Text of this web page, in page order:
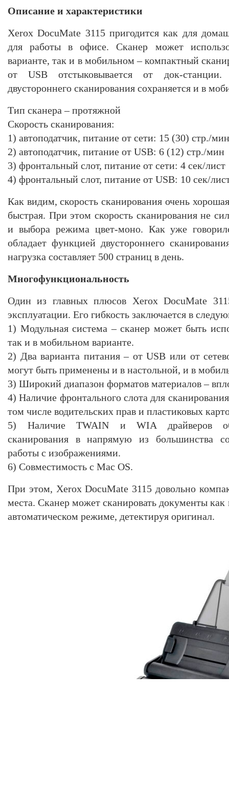
Описание и характеристики
Xerox DocuMate 3115 пригодится как для
для работы в офисе. Сканер может
варианте, так и в мобильном – компактный
от USB отстыковывается от док-
двустороннего сканирования сохраняется и в
Тип сканера – протяжной
Скорость сканирования:
1) автоподатчик, питание от сети: 15 (30) стр./мин
2) автоподатчик, питание от USB: 6 (12) стр./мин
3) фронтальный слот, питание от сети: 4 сек/лист
4) фронтальный слот, питание от USB: 10 сек/
Как видим, скорость сканирования очень
быстрая. При этом скорость сканирования не
и выбора режима цвет-моно. Как уже
обладает функцией двустороннего
нагрузка составляет 500 страниц в день.
Многофункциональность
Один из главных плюсов Xerox DocuMate
эксплуатации. Его гибкость заключается в
1) Модульная система – сканер может быть
так и в мобильном варианте.
2) Два варианта питания – от USB или от
могут быть применены и в настольной, и в
3) Широкий диапазон форматов материалов –
4) Наличие фронтального слота для
том числе водительских прав и пластиковых
5) Наличие TWAIN и WIA драйверов
сканирования в напрямую из большинства
работы с изображениями.
6) Совместимость с Mac OS.
При этом, Xerox DocuMate 3115 довольно
места. Сканер может сканировать документы
автоматическом режиме, детектируя оригинал.